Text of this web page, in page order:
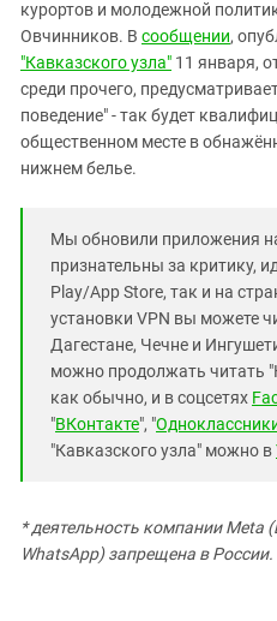
курортов и молодежной
Овчинников. В сообщении,
"Кавказского узла" 11 января,
среди прочего,
поведение" - так будет
общественном месте в
нижнем белье.
Мы обновили приложения
признательны за критику,
Play/App Store, так и на
установки VPN вы можете
Дагестане, Чечне и
можно продолжать читать
как обычно, и в соцсетях
"ВКонтакте", "
"Кавказского узла" можно в
* деятельность компании Meta
WhatsApp) запрещена в России.